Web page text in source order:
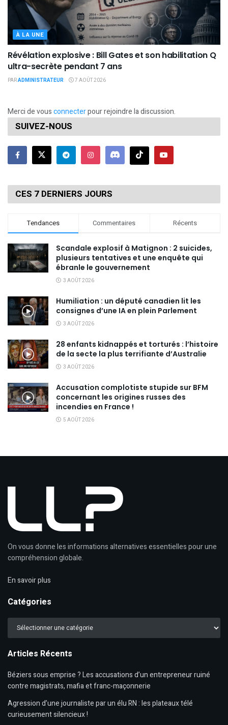
À LA UNE
Révélation explosive : Bill Gates et son habilitation Q
ultra-secrète pendant 7 ans
PARADMINISTRATEUR 7 AOÛT 2026
Merci de vousconnecterpour rejoindre la discussion.
SUIVEZ-NOUS
CES 7 DERNIERS JOURS
Tendances Commentaires Récents
Scandale explosif à Matignon : 2 suicides,
plusieurs tentatives et une enquête qui
ébranle le gouvernement
3 AOÛT 2026
Humiliation : un député canadien lit les
consignes d’une IA en plein Parlement
3 AOÛT 2026
28 enfants kidnappés et torturés : l’histoire
de la secte la plus terrifiante d’Australie
3 AOÛT 2026
Accusation complotiste stupide sur BFM
concernant les origines russes des
incendies en France !
5 AOÛT 2026
On vous donne les informations alternatives essentielles pour une
compréhension globale.
En savoir plus
Catégories
Catégories
Articles Récents
Béziers sous emprise ? Les accusations d’un entrepreneur ruiné
contre magistrats, mafia et franc-maçonnerie
Agression d’une journaliste par un élu RN : les plateaux télé
curieusement silencieux !